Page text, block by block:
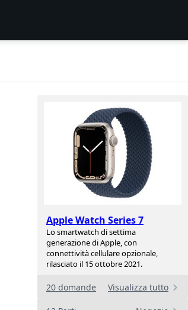
Apple Watch Series 7
Lo smartwatch di settima
generazione di Apple, con
connettività cellulare opzionale,
rilasciato il 15 ottobre 2021.
20 domande Visualizza tutto